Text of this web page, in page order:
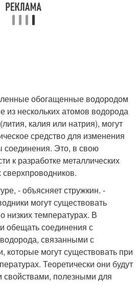
обогащенные водородом
из нескольких атомов водорода
калия или натрия), могут
средство для изменения
соединения. Это, в свою
к разработке металлических
- объясняет стружкин. -
могут существовать
низких температурах. В
обещать соединения с
связанными с
могут существовать при
Теоретически они будут
свойствами, полезными для